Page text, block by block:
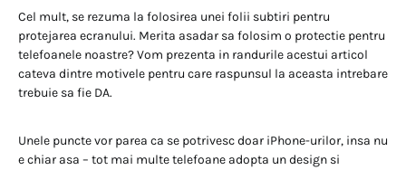
Cel mult, se rezuma la folosirea unei folii subtiri pentru
protejarea ecranului. Merita asadar sa folosim o protectie pentru
telefoanele noastre? Vom prezenta in randurile acestui articol
cateva dintre motivele pentru care raspunsul la aceasta intrebare
trebuie sa fie DA.
Unele puncte vor parea ca se potrivesc doar iPhone-urilor, insa nu
e chiar asa – tot mai multe telefoane adopta un design si